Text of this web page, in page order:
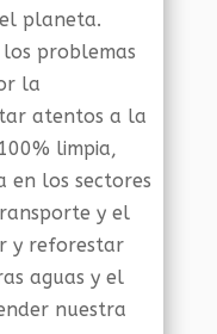
planeta.
problemas
la
atentos a la
limpia,
en los sectores
y el
y reforestar
aguas y el
nuestra